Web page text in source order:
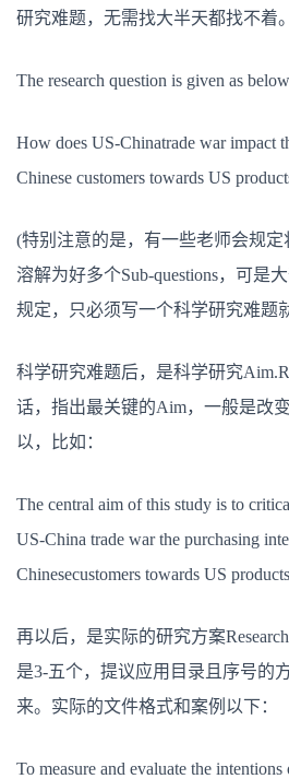
研究难题，无需找大半天都找不着
The research question is given as
How does US-Chinatrade war impact
Chinese customers towards US
(特别注意的是，有一些老师会规
溶解为好多个Sub-questions，可是
规定，只必须写一个科学研究难题
科学研究难题后，是科学研究
话，指出最关键的Aim，一般是改
以，比如：
The central aim of this study is to
US-China trade war the purchasing
Chinesecustomers towards US
再以后，是实际的研究方案
是3-五个，提议应用目录且序号的
来。实际的文件格式和案例以下：
To measure and evaluate the